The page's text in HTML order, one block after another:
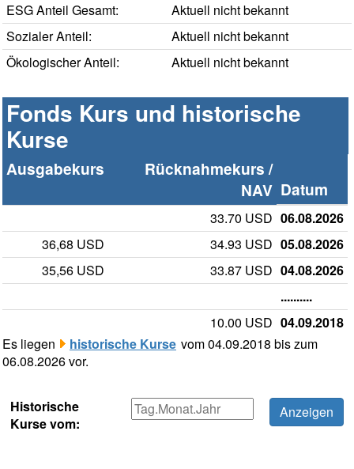
ESG Anteil Gesamt:
Aktuell nicht bekannt
Sozialer Anteil:
Aktuell nicht bekannt
Ökologischer Anteil:
Aktuell nicht bekannt
Fonds Kurs und historische
Kurse
Ausgabekurs
Rücknahmekurs /
NAV Datum
33.70 USD 06.08.2026
36,68 USD
34.93 USD 05.08.2026
35,56 USD
33.87 USD 04.08.2026
..........
10.00 USD 04.09.2018
Es liegen
historische Kurse vom 04.09.2018 bis zum
06.08.2026 vor.
Historische
Kurse vom: